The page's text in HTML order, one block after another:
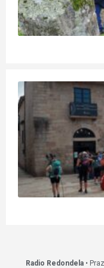
Radio Redondela•